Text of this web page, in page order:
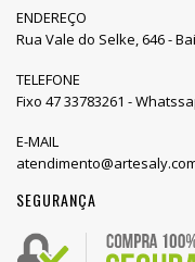
ENDEREÇO
Rua Vale do Selke, 646 -
TELEFONE
Fixo 47 33783261 -
E-MAIL
SEGURANÇA